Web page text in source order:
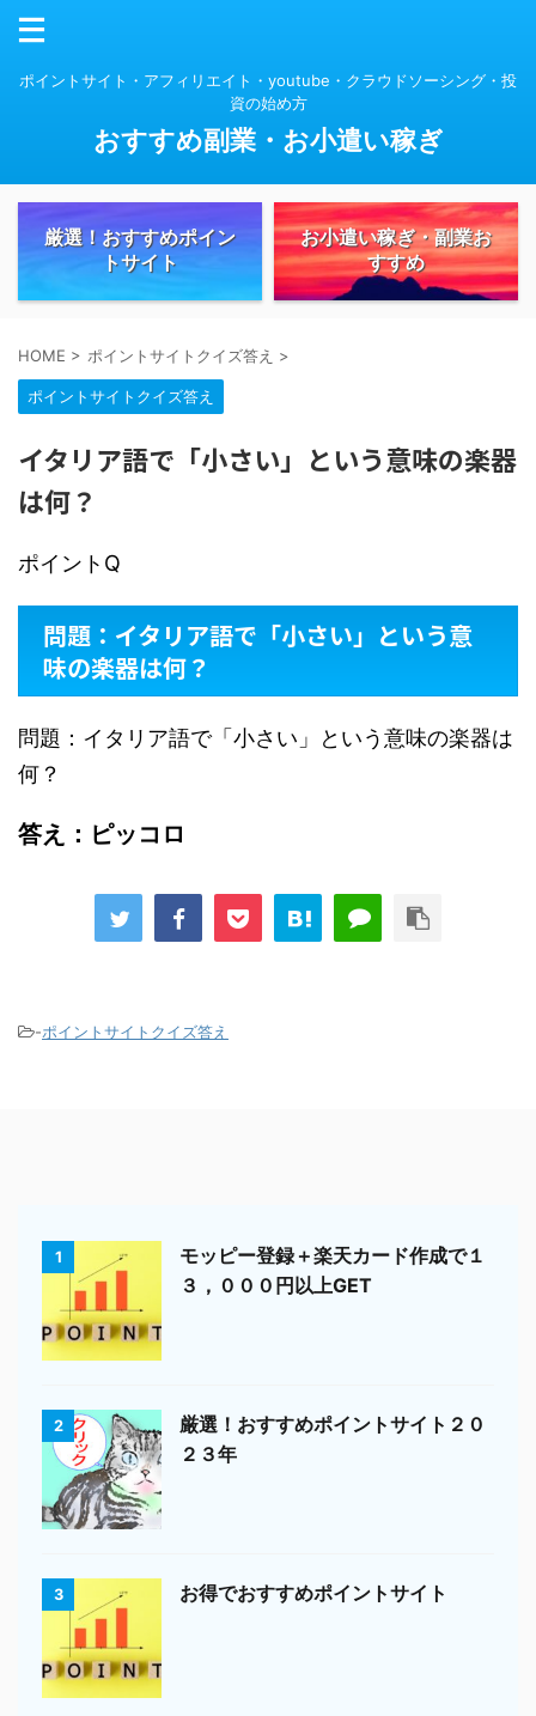
ポイントサイト・アフィリエイト・youtube・クラウドソーシング・投
資の始め方
おすすめ副業・お小遣い稼ぎ
厳選！おすすめポイン
トサイト
お小遣い稼ぎ・副業お
すすめ
HOME > ポイントサイトクイズ答え >
ポイントサイトクイズ答え
イタリア語で「小さい」という意味の楽器
は何？
ポイントQ
問題：イタリア語で「小さい」という意
味の楽器は何？
問題：イタリア語で「小さい」という意味の楽器は
何？
答え：ピッコロ
-ポイントサイトクイズ答え
1
モッピー登録＋楽天カード作成で１
３，０００円以上GET
2
厳選！おすすめポイントサイト２０
２３年
3 お得でおすすめポイントサイト